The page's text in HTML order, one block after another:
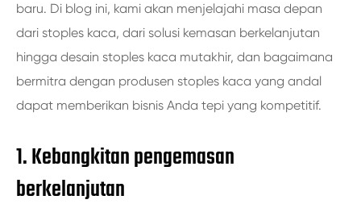
baru. Di blog ini, kami akan menjelajahi masa depan
dari stoples kaca, dari solusi kemasan berkelanjutan
hingga desain stoples kaca mutakhir, dan bagaimana
bermitra dengan produsen stoples kaca yang andal
dapat memberikan bisnis Anda tepi yang kompetitif.
1. Kebangkitan pengemasan
berkelanjutan